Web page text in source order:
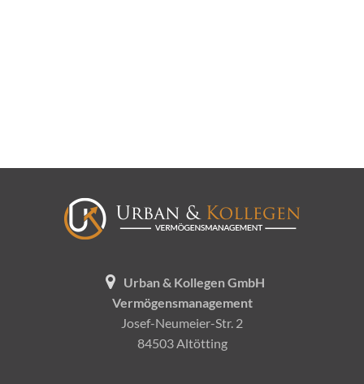
Urban & Kollegen GmbH
Vermögensmanagement
Josef-Neumeier-Str. 2
84503 Altötting